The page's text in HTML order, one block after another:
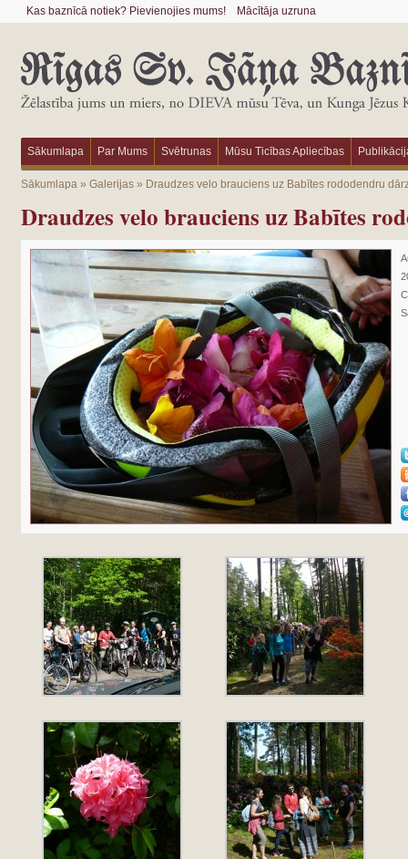
Kas baznīcā notiek? Pievienojies mums! Mācītāja uzruna
Sākumlapa Par Mums Svētrunas Mūsu Ticības Apliecības
Sākumlapa» Galerijas» Draudzes velo brauciens uz Babītes rododendru
Draudzes velo brauciens uz Babītes